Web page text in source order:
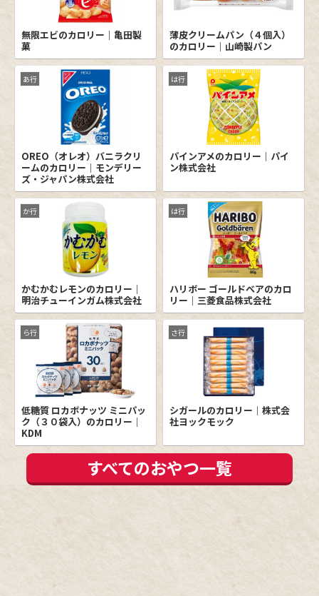
無限エビのカロリー｜亀田製
菓
薄皮クリームパン（４個入）
のカロリー｜山崎製パン
あ行
OREO（オレオ）バニラクリ
ームのカロリー｜モンデリー
ズ・ジャパン株式会社
は行
パインアメのカロリー｜パイ
ン株式会社
か行
かむかむレモンのカロリー｜
明治チューインガム株式会社
は行
ハリボー ゴールドベアのカロ
リー｜三菱食品株式会社
ら行
低糖質 ロカボナッツ ミニパッ
ク（３０袋入）のカロリー｜
KDM
さ行
シガールのカロリー｜株式会
社ヨックモック
すべてのおやつ一覧